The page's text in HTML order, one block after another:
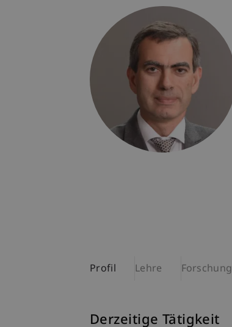
Profil Lehre Forschung
Derzeitige Tätigkeit